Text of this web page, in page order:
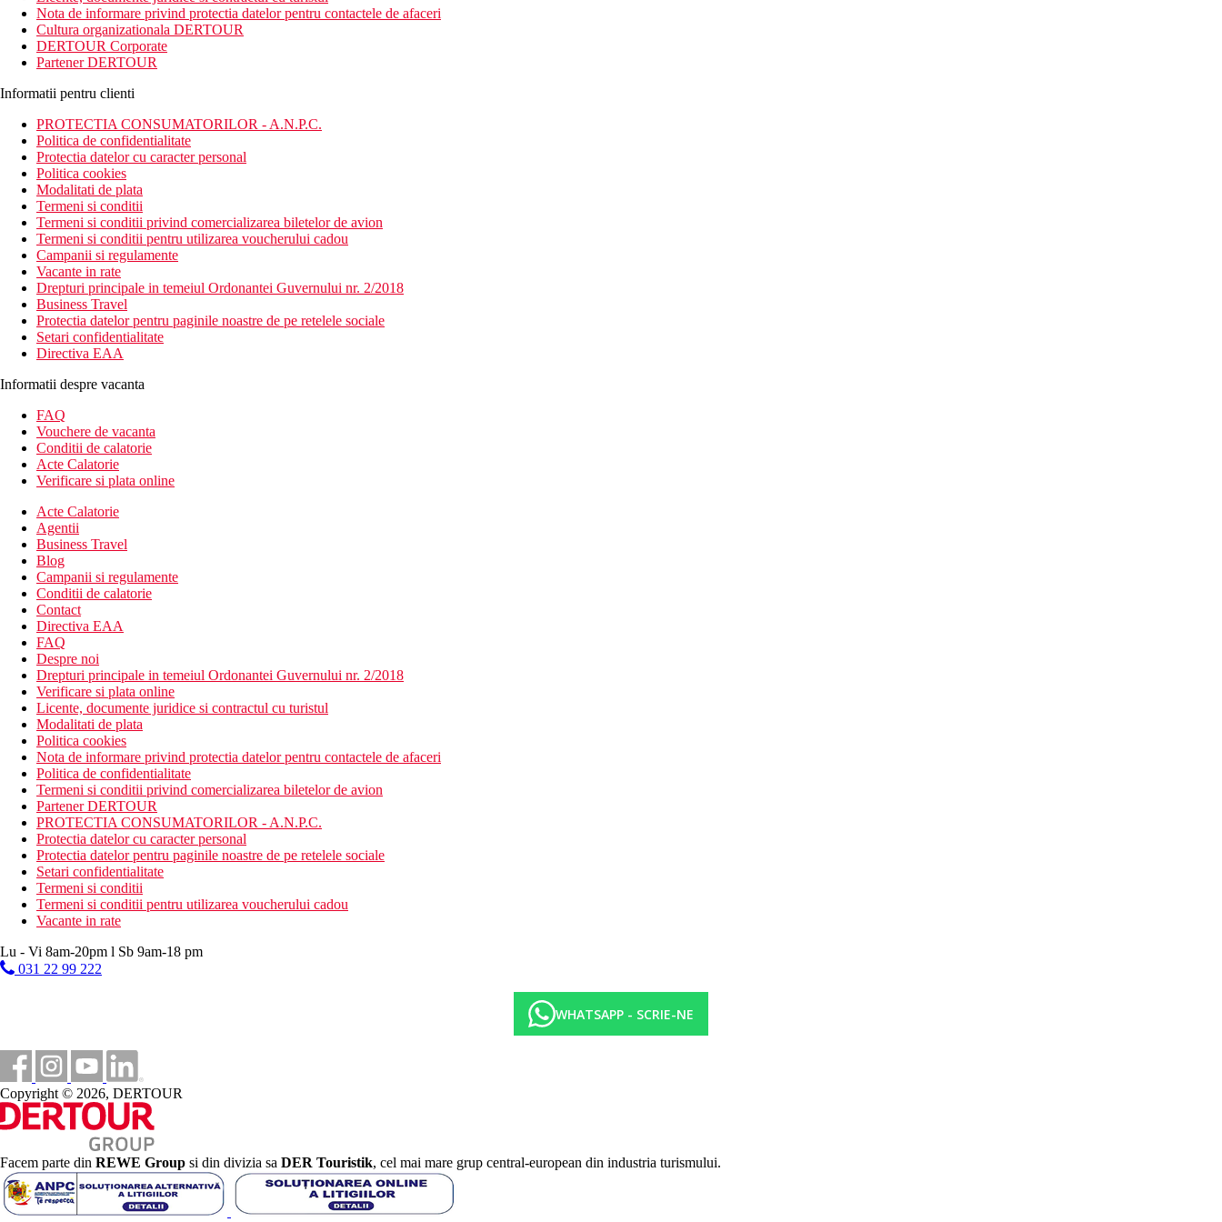
Distanta
plaja: 50 m
aeroport: 40 km Napoli
centru: 2 km Ischia Porto
magazine: 1500 m
Descrierea camerei
Camera dubla:
aer conditionat
baie/toaleta (uscator de par), set de baie (gratuit)
TV/sat.
telefon
seif
mini-bar
Wi-Fi (gratuit)
balcon sau terasa
Descrierea hotelului
Hotelul dispune de:
hol de intrare cu receptie
restaurant
2 piscine termale (sezlonguri si umbrele gratuite, prosoape contra cost)
terasa la soare
Wellness
fitness
receptie deschisa non stop
babysitting (contra cost)
camera de bagaje
servicii de spalatorie (contra cost)
gradina
terasa
sala de fitness
room service
transfer de la si/sau la aeroport (contra cost)
Descrierea plajei
plaja pietroasa-nisipoasa, la cca 50 m de hotel
Activitati sportive gratuite
fitness
tenis de masa
2 piscine termale
divertisment de seara
muzica/spectacol live
Activitati sportive contra cost
Wellness
inchiriere de biciclete
ciclism
parc termal (700m)
Masa
Mic dejun: tip bufet
Nota
Sfera si calitatea serviciilor si activitatilor mentionate mai sus pot fi afectate de introducerea unor eventuale masuri de igiena sau antiepidemie in destinatia data.
Hotelul nu este potrivit pentru persoane cu mobilitate redusa. Este necesar un casca de inot in piscina hotelului. Taxa turistica este 5 EUR/noapte/persoana, se achita numerar la hotel.
50 m
Distanta pana la plaja
Nota de informare privind protectia datelor pentru contactele de afaceri
Cultura organizationala DERTOUR
DERTOUR Corporate
Partener DERTOUR
Informatii pentru clienti
PROTECTIA CONSUMATORILOR - A.N.P.C.
Politica de confidentialitate
Protectia datelor cu caracter personal
Politica cookies
Modalitati de plata
Termeni si conditii
Termeni si conditii privind comercializarea biletelor de avion
Termeni si conditii pentru utilizarea voucherului cadou
Campanii si regulamente
Vacante in rate
Drepturi principale in temeiul Ordonantei Guvernului nr. 2/2018
Business Travel
Protectia datelor pentru paginile noastre de pe retelele sociale
Setari confidentialitate
Directiva EAA
Informatii despre vacanta
FAQ
Vouchere de vacanta
Conditii de calatorie
Acte Calatorie
Verificare si plata online
Acte Calatorie
Agentii
Business Travel
Blog
Campanii si regulamente
Conditii de calatorie
Contact
Directiva EAA
FAQ
Despre noi
Drepturi principale in temeiul Ordonantei Guvernului nr. 2/2018
Verificare si plata online
Licente, documente juridice si contractul cu turistul
Modalitati de plata
Politica cookies
Nota de informare privind protectia datelor pentru contactele de afaceri
Politica de confidentialitate
Termeni si conditii privind comercializarea biletelor de avion
Partener DERTOUR
PROTECTIA CONSUMATORILOR - A.N.P.C.
Protectia datelor cu caracter personal
Protectia datelor pentru paginile noastre de pe retelele sociale
Setari confidentialitate
Termeni si conditii
Termeni si conditii pentru utilizarea voucherului cadou
Vacante in rate
Lu - Vi 8am-20pm l Sb 9am-18 pm
031 22 99 222
WHATSAPP - SCRIE-NE
Copyright © 2026, DERTOUR
Facem parte din REWE Group si din divizia sa DER Touristik, cel mai mare grup central-european din industria turismului.